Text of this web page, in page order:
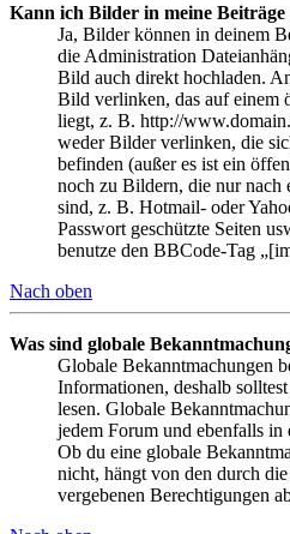
Kann ich Bilder in meine Beiträge
Ja, Bilder können in deinem
die Administration
Bild auch direkt hochladen.
Bild verlinken, das auf einem
liegt, z. B. http://
weder Bilder verlinken, die
befinden (außer es ist ein
noch zu Bildern, die nur nach
sind, z. B. Hotmail- oder
Passwort geschützte Seiten
benutze den BBCode-Tag
Nach oben
Was sind globale
Globale Bekanntmachungen
Informationen, deshalb
lesen. Globale
jedem Forum und ebenfalls
Ob du eine globale
nicht, hängt von den durch
vergebenen Berechtigungen